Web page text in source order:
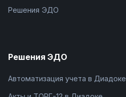
Решения ЭДО
Решения ЭДО
Автоматизация учета в Диадоке